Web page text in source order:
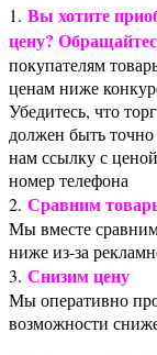
1. Вы хотите
цену?
покупателям
ценам ниже
Убедитесь, что
должен быть
нам ссылку с
номер телефона
2. Сравним
Мы вместе
ниже из-за
3. Снизим цену
Мы оперативно
возможности